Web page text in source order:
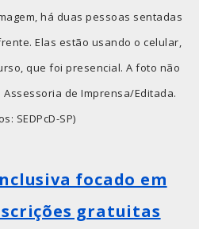
há duas pessoas sentadas
Elas estão usando o celular,
que foi presencial. A foto não
de Imprensa/Editada.
SEDPcD-SP)
focado em
gratuitas